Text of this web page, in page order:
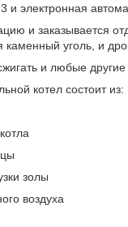
и электронная
и заказывается
каменный уголь, и
и любые
котел состоит из:
золы
воздуха